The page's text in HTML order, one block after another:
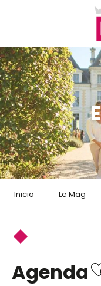
principal
Inicio Le Mag
Agenda